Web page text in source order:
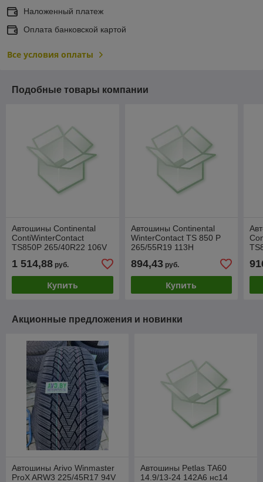
Наложенный платеж
Оплата банковской картой
Все условия оплаты
Подобные товары компании
Автошины Continental
ContiWinterContact
TS850P 265/40R22 106V
1 514,88 руб.
Купить
Автошины Continental
WinterContact TS 850 P
265/55R19 113H
894,43руб.
Купить
Акционные предложения и новинки
Автошины Arivo Winmaster
ProX ARW3 225/45R17 94V
Автошины Petlas TA60
14.9/13-24 142A6 нс14